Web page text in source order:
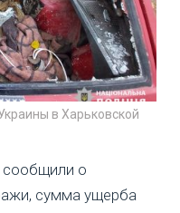
в Харьковской
сообщили о
сумма ущерба